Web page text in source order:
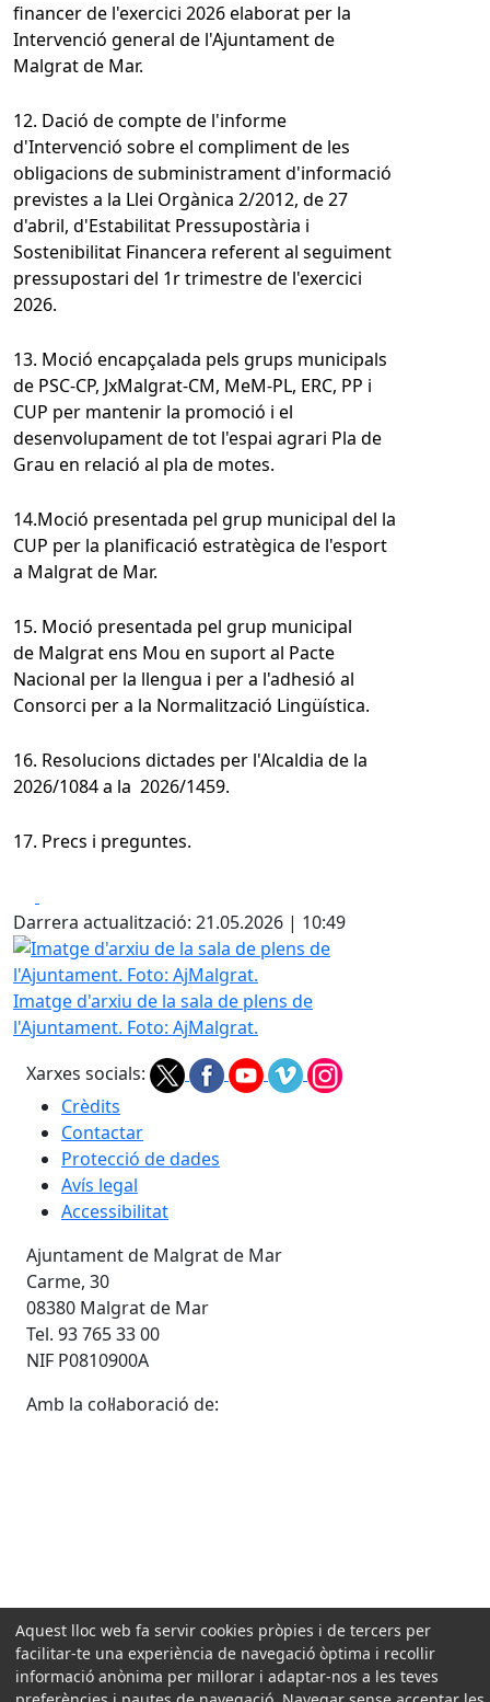
financer de l'exercici 2026 elaborat per la
Intervenció general de l'Ajuntament de
Malgrat de Mar.
12. Dació de compte de l'informe
d'Intervenció sobre el compliment de les
obligacions de subministrament d'informació
previstes a la Llei Orgànica 2/2012, de 27
d'abril, d'Estabilitat Pressupostària i
Sostenibilitat Financera referent al seguiment
pressupostari del 1r trimestre de l'exercici
2026.
13. Moció encapçalada pels grups municipals
de PSC-CP, JxMalgrat-CM, MeM-PL, ERC, PP i
CUP per mantenir la promoció i el
desenvolupament de tot l'espai agrari Pla de
Grau en relació al pla de motes.
14.Moció presentada pel grup municipal del la
CUP per la planificació estratègica de l'esport
a Malgrat de Mar.
15. Moció presentada pel grup municipal
de Malgrat ens Mou en suport al Pacte
Nacional per la llengua i per a l'adhesió al
Consorci per a la Normalització Lingüística.
16. Resolucions dictades per l'Alcaldia de la
2026/1084 a la 2026/1459.
17. Precs i preguntes.
Darrera actualització: 21.05.2026 | 10:49
Imatge d'arxiu de la sala de plens de l'Ajuntament. Foto:
Imatge d'arxiu de la sala de plens de
l'Ajuntament. Foto: AjMalgrat.
Xarxes socials:
Crèdits
Contactar
Protecció de dades
Avís legal
Accessibilitat
Ajuntament de Malgrat de Mar
Carme, 30
08380 Malgrat de Mar
Tel. 93 765 33 00
NIF P0810900A
Amb la col·laboració de:
Aquest lloc web fa servir cookies pròpies i de tercers per
facilitar-te una experiència de navegació òptima i recollir
informació anònima per millorar i adaptar-nos a les teves